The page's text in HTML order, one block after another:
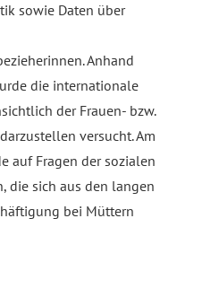
sowie Daten über
Anhand
die internationale
der Frauen- bzw.
versucht. Am
auf Fragen der sozialen
die sich aus den langen
bei Müttern